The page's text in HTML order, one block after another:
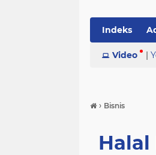
Indeks
Video |
› Bisnis